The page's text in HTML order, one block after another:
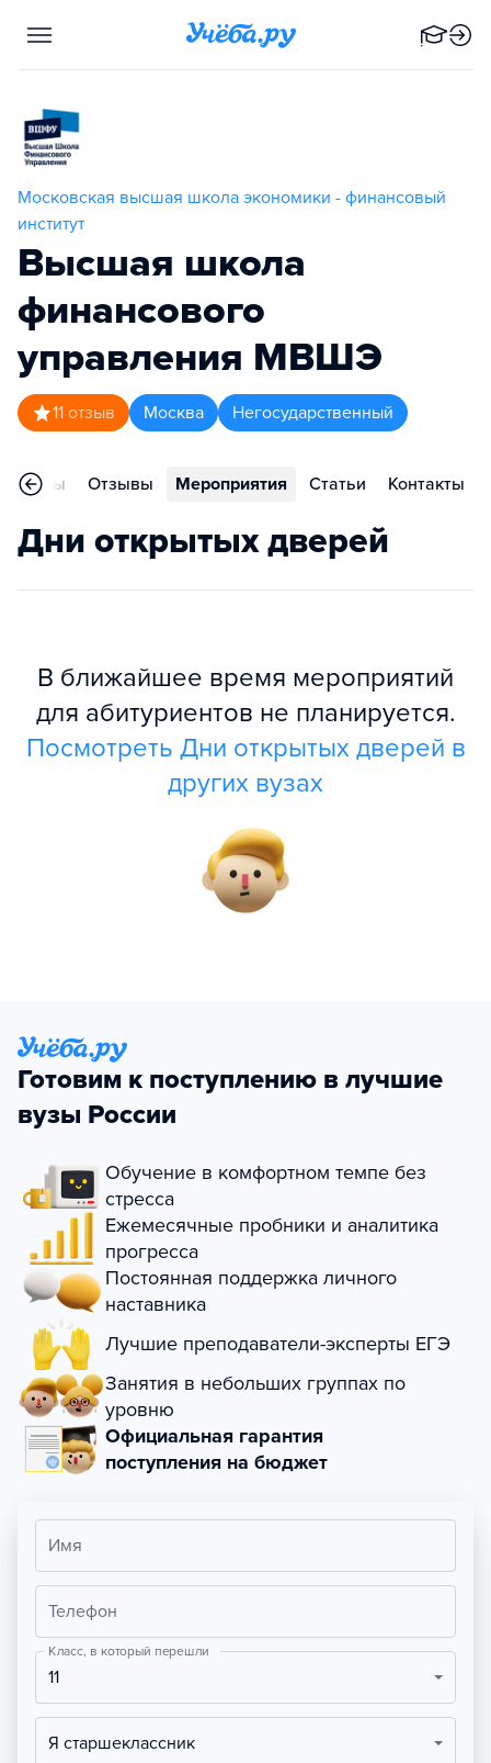
Московская высшая школа экономики - финансовый
институт
Высшая школа
финансового
управления МВШЭ
11 отзыв Москва Негосударственный
Отзывы Мероприятия Статьи Контакты
Дни открытых дверей
В ближайшее время мероприятий
для абитуриентов не планируется.
Посмотреть Дни открытых дверей в
других вузах
Готовим к поступлению в лучшие
вузы России
Обучение в комфортном темпе без
стресса
Ежемесячные пробники и аналитика
прогресса
Постоянная поддержка личного
наставника
Лучшие преподаватели-эксперты ЕГЭ
Занятия в небольших группах по
уровню
Официальная гарантия
поступления на бюджет
Имя
Телефон
Класс, в который перешли
11
Я старшеклассник